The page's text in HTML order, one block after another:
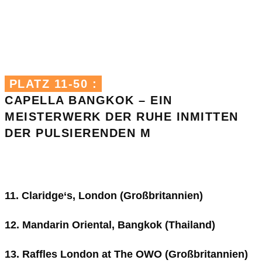
PLATZ 11-50 :
CAPELLA BANGKOK – EIN
MEISTERWERK DER RUHE INMITTEN
DER PULSIERENDEN M
11. Claridge‘s, London (Großbritannien)
12. Mandarin Oriental, Bangkok (Thailand)
13. Raffles London at The OWO (Großbritannien)